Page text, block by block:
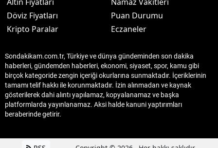
Döviz Fiyatları
Kripto Paralar
Puan Durumu
Eczaneler
Sondakikam.com.tr, Türkiye ve dünya gündeminden son dakika
haberleri, gündemden haberleri, ekonomi, siyaset, spor, kamu gibi
birçok kategoride zengin içeriği okurlarına sunmaktadır. İçeriklerinin
tamamı telif hakkı ile korunmaktadır. İzin alınmadan ve kaynak
gösterilerek dahi alıntı yapılamaz, kopyalanamaz ve başka
platformlarda yayınlanamaz. Aksi halde kanuni yaptırımları
beraberinde getirir.